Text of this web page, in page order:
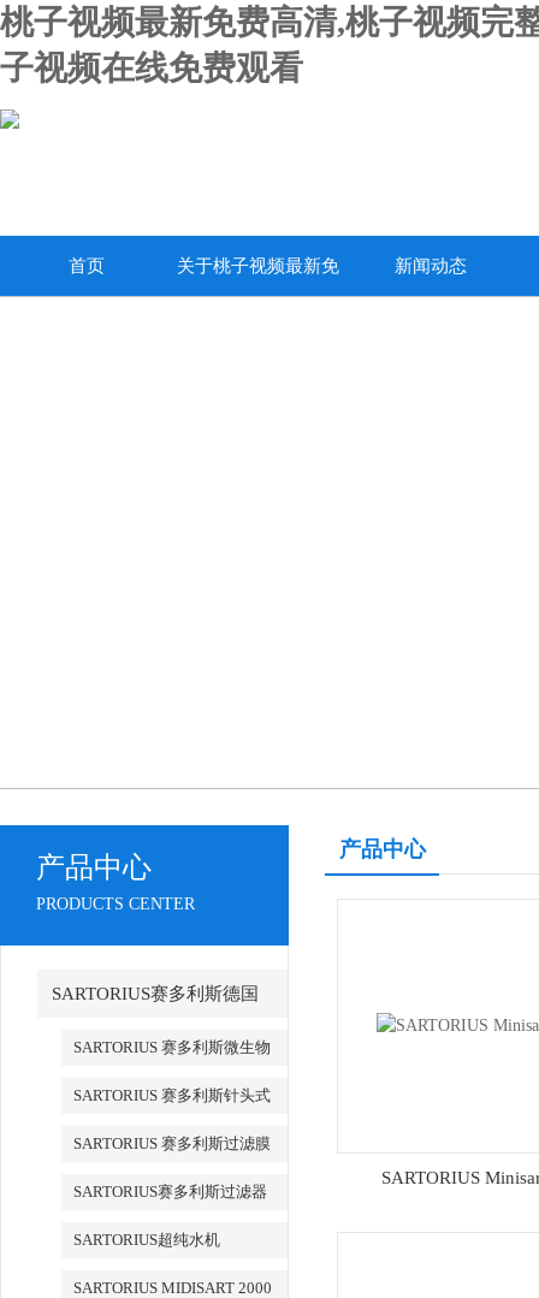
桃子视频最新免费高清,桃子视频完
子视频在线免费观看
首页 关于桃子视频最新免 新闻动态
产品中心
PRODUCTS CENTER
SARTORIUS赛多利斯德国
SARTORIUS 赛多利斯微生物
SARTORIUS 赛多利斯针头式
SARTORIUS 赛多利斯过滤膜
SARTORIUS赛多利斯过滤器
SARTORIUS超纯水机
SARTORIUS MIDISART 2000
产品中心
SARTORIUS